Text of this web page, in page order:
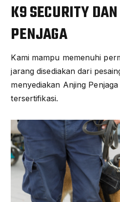
K9 SECURITY
PENJAGA
Kami mampu memenuhi
jarang disediakan dari
menyediakan Anjing
tersertifikasi.